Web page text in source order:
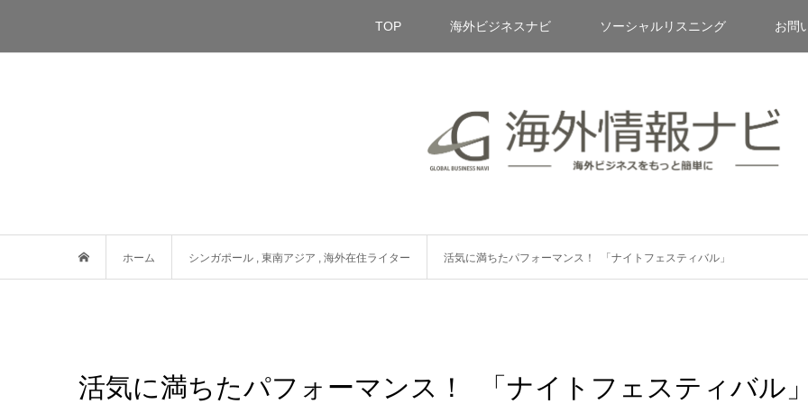
TOP 海外ビジネスナビ ソーシャルリスニング お問
ホーム シンガポール , 東南アジア , 海外在住ライター 活気に満ちたパフォーマンス！ 「ナイトフェスティバル」
活気に満ちたパフォーマンス！ 「ナイトフェスティバル」